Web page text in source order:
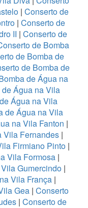
| Conserto de
| Conserto de
II | Conserto de
de Bomba
de Bomba de
de Bomba de
de Água na
Água na Vila
Água na Vila
de Água na Vila
na Vila Fanton |
Vila Fernandes|
Firmiano Pinto |
Vila Formosa|
Gumercindo|
Vila França|
Gea| Conserto
| Conserto de